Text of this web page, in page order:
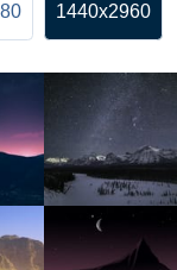
1440x2960